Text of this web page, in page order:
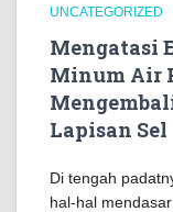
UNCATEGORIZED
Mengatasi
Minum Air
Lapisan Sel
Di tengah
hal-hal